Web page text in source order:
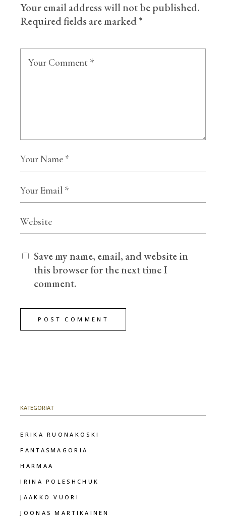
Your email address will not be published.
Required fields are marked*
Save my name, email, and website in
this browser for the next time I
comment.
POST COMMENT
KATEGORIAT
ERIKA RUONAKOSKI
FANTASMAGORIA
HARMAA
IRINA POLESHCHUK
JAAKKO VUORI
JOONAS MARTIKAINEN